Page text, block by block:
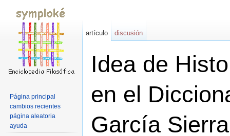
Idea de
en el
García Sierra
artículo discusión
Página principal
cambios recientes
página aleatoria
ayuda